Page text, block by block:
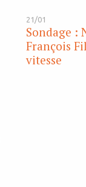
21/01
Sondage :
François
vitesse